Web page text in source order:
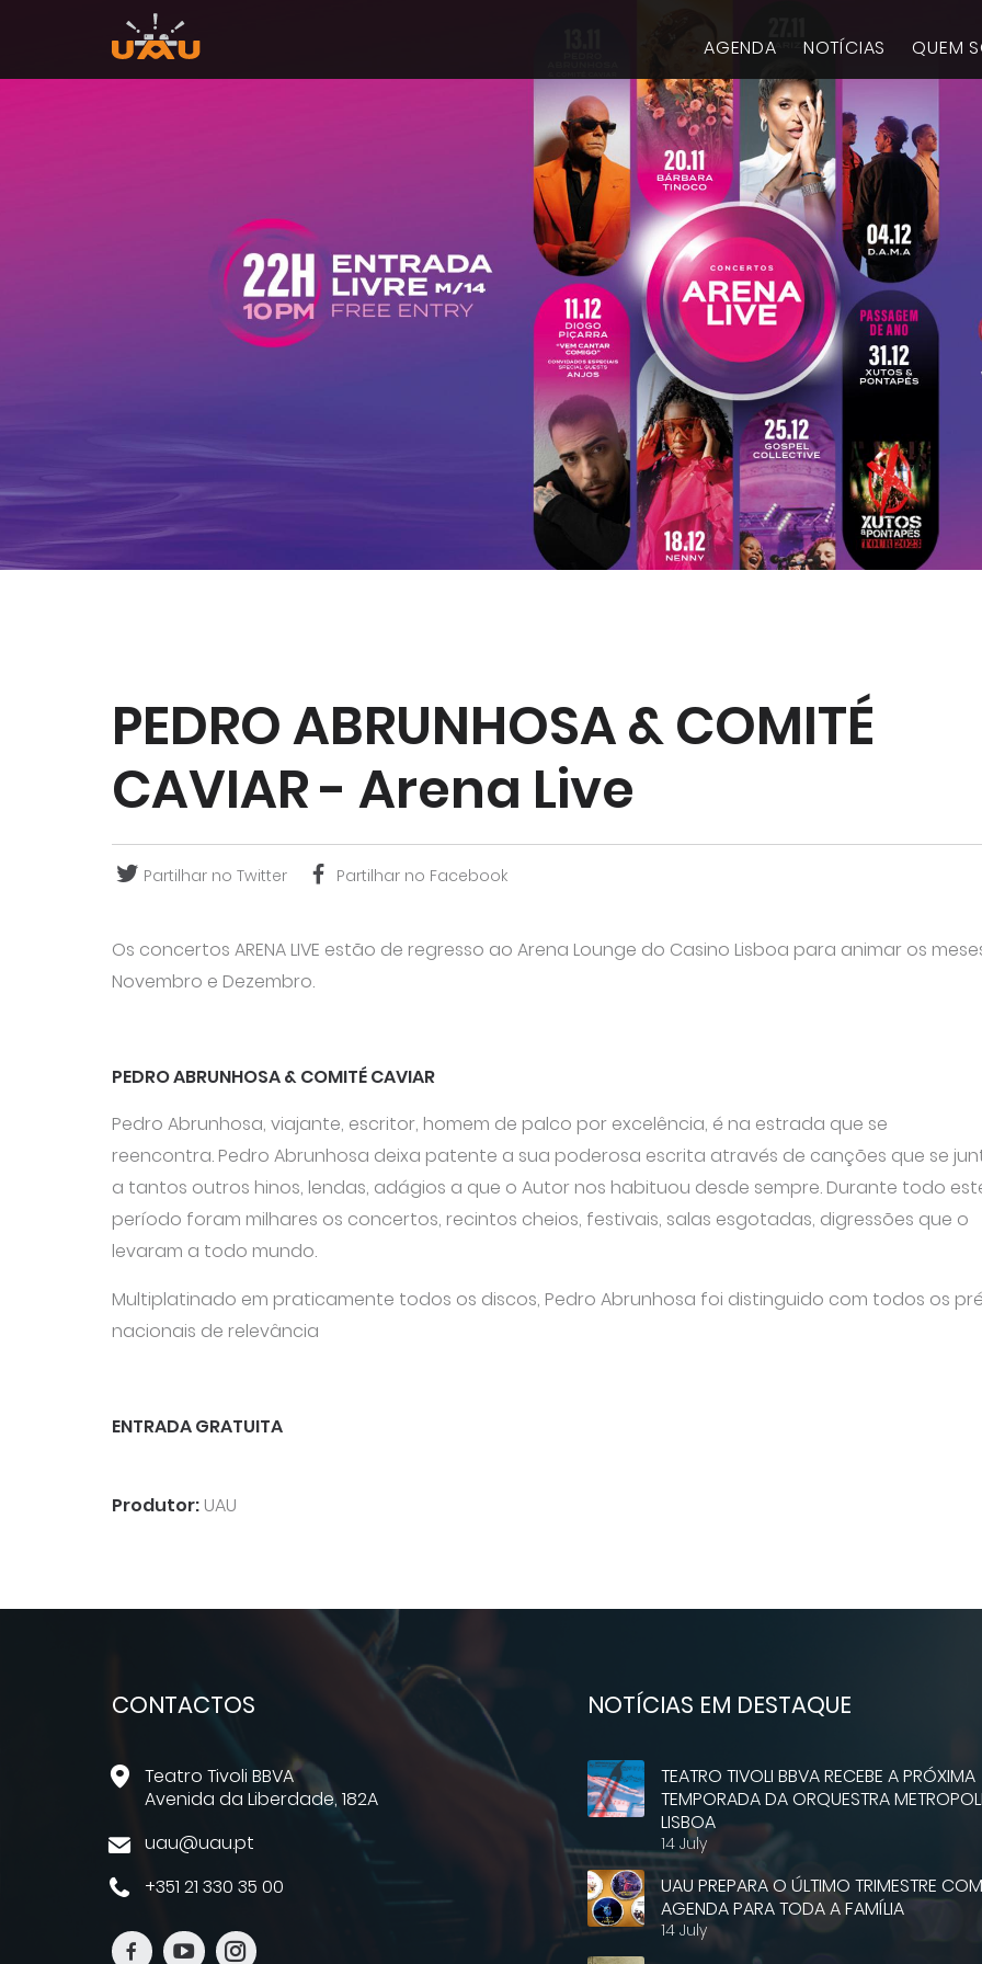
AGENDA NOTÍCIAS QUEM
PEDRO ABRUNHOSA & COMITÉ
CAVIAR - Arena Live
Partilhar no Twitter Partilhar no Facebook
Os concertos ARENA LIVE estão de regresso ao Arena Lounge do Casino Lisboa para animar os
Novembro e Dezembro.
PEDRO ABRUNHOSA & COMITÉ CAVIAR
Pedro Abrunhosa, viajante, escritor, homem de palco por excelência, é na estrada que se
reencontra. Pedro Abrunhosa deixa patente a sua poderosa escrita através de canções que se
a tantos outros hinos, lendas, adágios a que o Autor nos habituou desde sempre. Durante todo
período foram milhares os concertos, recintos cheios, festivais, salas esgotadas, digressões que o
levaram a todo mundo.
Multiplatinado em praticamente todos os discos, Pedro Abrunhosa foi distinguido com todos os
nacionais de relevância
ENTRADA GRATUITA
Produtor: UAU
CONTACTOS
Teatro Tivoli BBVA
Avenida da Liberdade, 182A
uau@uau.pt
+351 21 330 35 00
NOTÍCIAS EM DESTAQUE
TEATRO TIVOLI BBVA RECEBE A PRÓXIMA
TEMPORADA DA ORQUESTRA
LISBOA
14 July
UAU PREPARA O ÚLTIMO TRIMESTRE
AGENDA PARA TODA A FAMÍLIA
14 July